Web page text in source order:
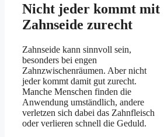
Nicht jeder kommt mit
Zahnseide zurecht
Zahnseide kann sinnvoll sein,
besonders bei engen
Zahnzwischenräumen. Aber nicht
jeder kommt damit gut zurecht.
Manche Menschen finden die
Anwendung umständlich, andere
verletzen sich dabei das Zahnfleisch
oder verlieren schnell die Geduld.